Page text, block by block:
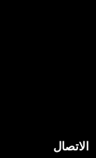
الاتصال